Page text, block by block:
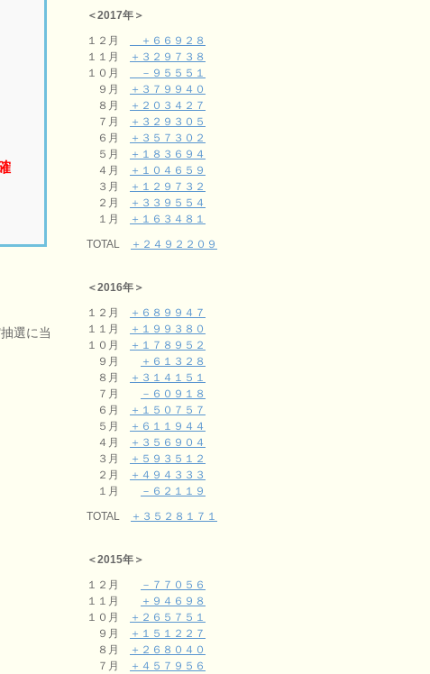
選に当
＜2017年＞
１２月
＋６６９２８
１１月
＋３２９７３８
１０月
－９５５５１
９月
＋３７９９４０
８月
＋２０３４２７
７月
＋３２９３０５
６月
＋３５７３０２
５月
＋１８３６９４
４月
＋１０４６５９
３月
＋１２９７３２
２月
＋３３９５５４
１月
＋１６３４８１
TOTAL
＋２４９２２０９
＜2016年＞
１２月
＋６８９９４７
１１月
＋１９９３８０
１０月
＋１７８９５２
９月
＋６１３２８
８月
＋３１４１５１
７月
－６０９１８
６月
＋１５０７５７
５月
＋６１１９４４
４月
＋３５６９０４
３月
＋５９３５１２
２月
＋４９４３３３
１月
－６２１１９
TOTAL
＋３５２８１７１
＜2015年＞
１２月
－７７０５６
１１月
＋９４６９８
１０月
＋２６５７５１
９月
＋１５１２２７
８月
＋２６８０４０
７月
＋４５７９５６